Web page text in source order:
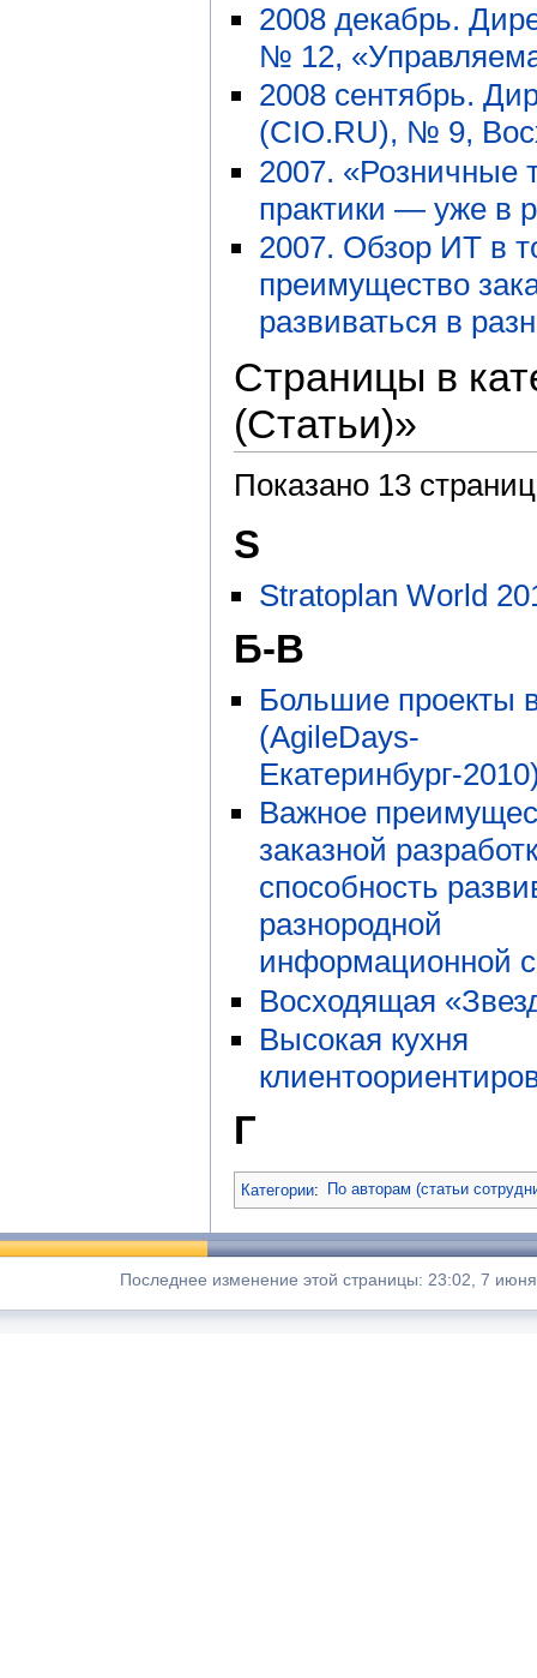
2008 декабрь.
№ 12,
2008 сентябрь.
(CIO.RU), № 9,
2007. «Розничные
практики — уже в
2007. Обзор ИТ в
преимущество
развиваться в
Страницы в
(Статьи)»
Показано 13
S
Stratoplan World
Б-В
Большие проекты
(AgileDays-
Екатеринбург-
Важное
заказной
способность
разнородной
информационной
Восходящая
Высокая кухня
Г
Категории: По авторам (статьи
Последнее изменение этой страницы: 23:02, 7